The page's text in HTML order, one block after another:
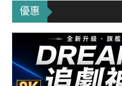
優惠